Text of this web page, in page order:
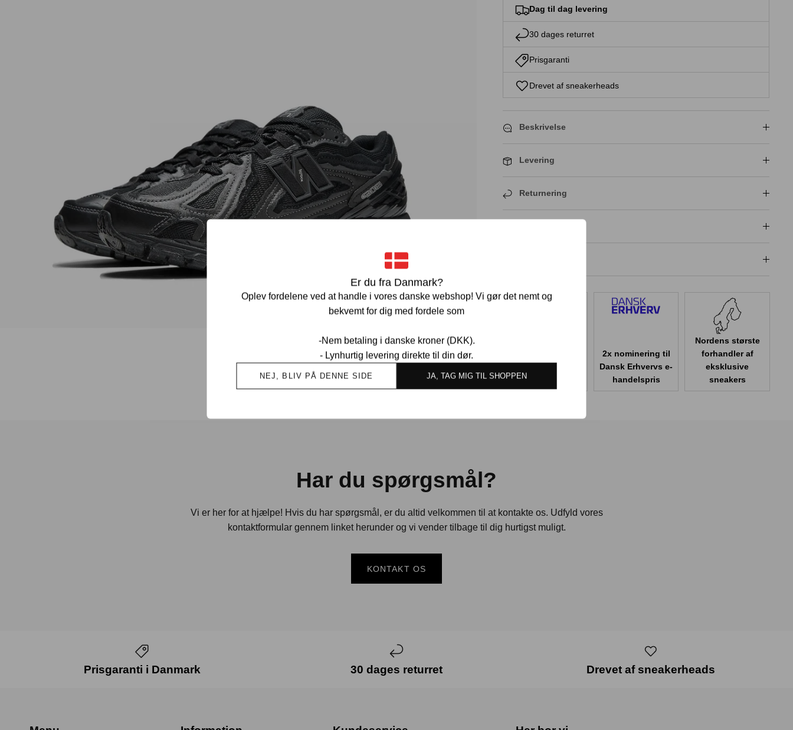
Er du fra Danmark?
Oplev fordelene ved at handle i vores danske webshop! Vi gør det nemt og
bekvemt for dig med fordele som
-Nem betaling i danske kroner (DKK).
- Lynhurtig levering direkte til din dør.
NEJ, BLIV PÅ DENNE SIDE JA, TAG MIG TIL SHOPPEN
Dag til dag levering
30 dages returret
Prisgaranti
Drevet af sneakerheads
Beskrivelse
Levering
Returnering
kunder i Danmark
2x nominering til
Dansk Erhvervs e-
handelspris
Nordens største
forhandler af
eksklusive
sneakers
Har du spørgsmål?
Vi er her for at hjælpe! Hvis du har spørgsmål, er du altid velkommen til at kontakte os. Udfyld vores
kontaktformular gennem linket herunder og vi vender tilbage til dig hurtigst muligt.
KONTAKT OS
Prisgaranti i Danmark 30 dages returret Drevet af sneakerheads